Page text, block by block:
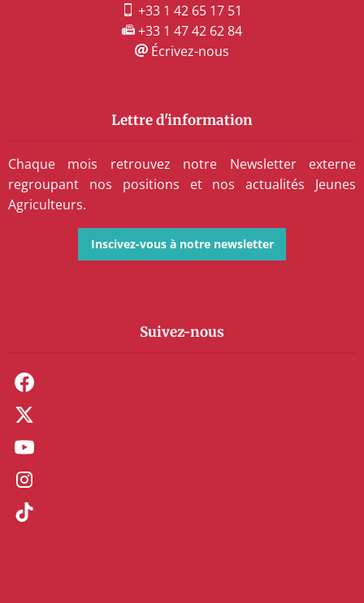
+33 1 42 65 17 51
+33 1 47 42 62 84
Écrivez-nous
Lettre d'information
Chaque mois retrouvez notre Newsletter externe
regroupant nos positions et nos actualités Jeunes
Agriculteurs.
Inscivez-vous à notre newsletter
Suivez-nous